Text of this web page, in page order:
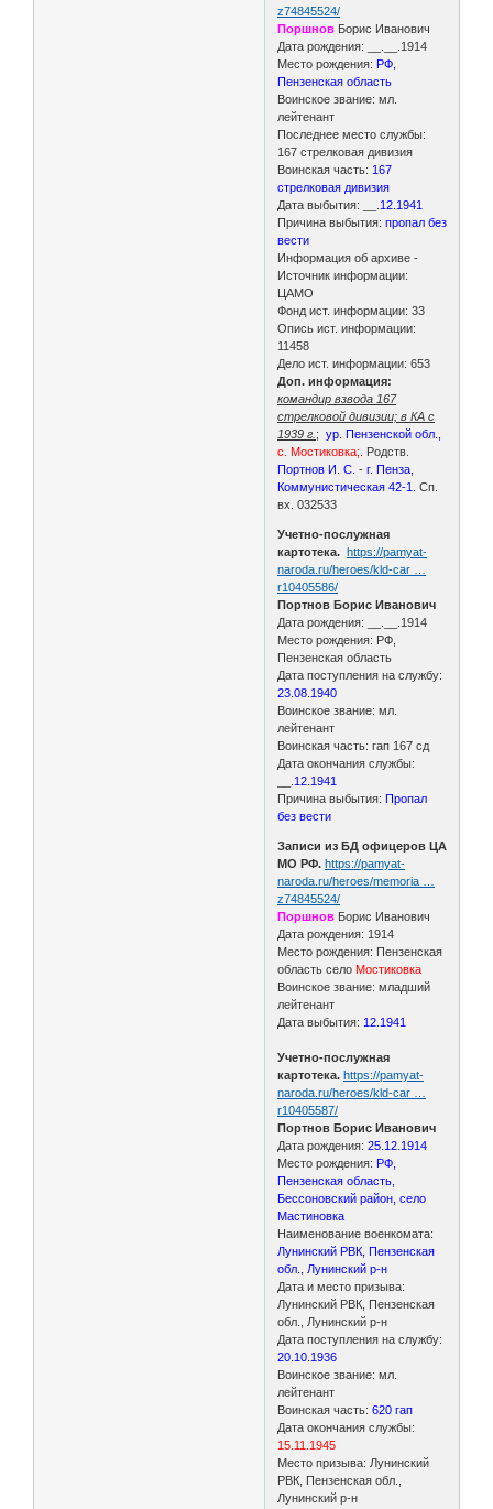
z74845524/
Поршнов Борис Иванович
Дата рождения: __.__.1914
Место рождения: РФ,
Пензенская область
Воинское звание: мл.
лейтенант
Последнее место службы:
167 стрелковая дивизия
Воинская часть: 167
стрелковая дивизия
Дата выбытия: __. 12.1941
Причина выбытия:пропал без
вести
Информация об архиве -
Источник информации:
ЦАМО
Фонд ист. информации: 33
Опись ист. информации:
11458
Дело ист. информации: 653
Доп. информация:
командир взвода 167
стрелковой дивизии; в КА с
1939 г. ;ур. Пензенской обл.,
с. Мостиковка; . Родств.
Портнов И. С. -г. Пенза,
Коммунистическая 42-1.
Сп.
вх. 032533
Учетно-послужная
картотека. https://pamyat-
naroda.ru/heroes/kld-car …
r10405586/
Портнов Борис Иванович
Дата рождения: __.__.1914
Место рождения: РФ,
Пензенская область
Дата поступления на службу:
23.08.1940
Воинское звание: мл.
лейтенант
Воинская часть: гап 167 сд
Дата окончания службы:
12.1941
Причина выбытия: Пропал
без вести
Записи из БД офицеров ЦА
МО РФ. https://pamyat-
naroda.ru/heroes/memoria …
z74845524/
Поршнов Борис Иванович
Дата рождения: 1914
Место рождения: Пензенская
область село Мостиковка
Воинское звание: младший
лейтенант
Дата выбытия: 12.1941
Учетно-послужная
картотека. https://pamyat-
naroda.ru/heroes/kld-car …
r10405587/
Портнов Борис Иванович
Дата рождения: 25.12.1914
Место рождения: РФ,
Пензенская область,
Бессоновский район, село
Мастиновка
Наименование военкомата:
Лунинский РВК, Пензенская
обл., Лунинский р-н
Дата и место призыва:
Лунинский РВК, Пензенская
обл., Лунинский р-н
Дата поступления на службу:
20.10.1936
Воинское звание: мл.
лейтенант
Воинская часть:620 гап
Дата окончания службы:
15.11.1945
Место призыва: Лунинский
РВК, Пензенская обл.,
Лунинский р-н